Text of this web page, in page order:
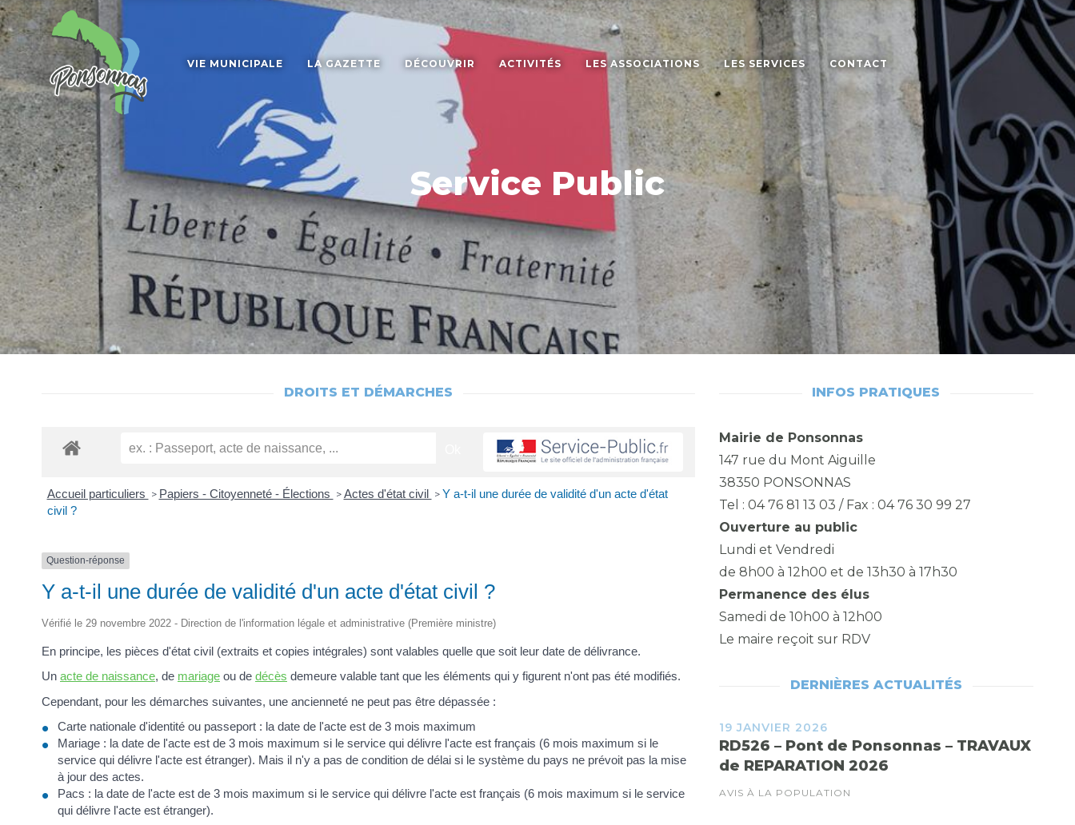
VIE MUNICIPALE LA GAZETTE DÉCOUVRIR ACTIVITÉS LES ASSOCIATIONS LES SERVICES CONTACT
Service Public
DROITS ET DÉMARCHES
Accueil particuliers > Papiers - Citoyenneté - Élections > Actes d'état civil > Y a-t-il une durée de validité d'un acte d'état
civil ?
Question-réponse
Y a-t-il une durée de validité d'un acte d'état civil ?
Vérifié le 29 novembre 2022 - Direction de l'information légale et administrative (Première ministre)
En principe, les pièces d'état civil (extraits et copies intégrales) sont valables quelle que soit leur date de délivrance.
Un acte de naissance, de mariage ou de décès demeure valable tant que les éléments qui y figurent n'ont pas été modifiés.
Cependant, pour les démarches suivantes, une ancienneté ne peut pas être dépassée :
Carte nationale d'identité ou passeport : la date de l'acte est de 3 mois maximum
Mariage : la date de l'acte est de 3 mois maximum si le service qui délivre l'acte est français (6 mois maximum si le
service qui délivre l'acte est étranger). Mais il n'y a pas de condition de délai si le système du pays ne prévoit pas la mise
à jour des actes.
Pacs : la date de l'acte est de 3 mois maximum si le service qui délivre l'acte est français (6 mois maximum si le service
qui délivre l'acte est étranger).
INFOS PRATIQUES
Mairie de Ponsonnas
147 rue du Mont Aiguille
38350 PONSONNAS
Tel : 04 76 81 13 03 / Fax : 04 76 30 99 27
Ouverture au public
Lundi et Vendredi
de 8h00 à 12h00 et de 13h30 à 17h30
Permanence des élus
Samedi de 10h00 à 12h00
Le maire reçoit sur RDV
DERNIÈRES ACTUALITÉS
19 JANVIER 2026
RD526 – Pont de Ponsonnas – TRAVAUX
de REPARATION 2026
AVIS À LA POPULATION